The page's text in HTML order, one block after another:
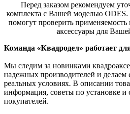
Перед заказом рекомендуем
комплекта с Вашей моделью
помогут проверить
аксессуары для
Команда «Квадродел» работает
Мы следим за новинками
надежных производителей и делаем
реальных условиях. В описании
информация, советы по установке и
покупателей.